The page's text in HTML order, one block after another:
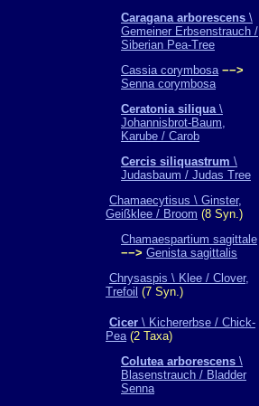
Caragana arborescens \
Gemeiner Erbsenstrauch /
Siberian Pea-Tree
Cassia corymbosa −−>
Senna corymbosa
Ceratonia siliqua\
Johannisbrot-Baum,
Karube / Carob
Cercis siliquastrum \
Judasbaum / Judas Tree
Chamaecytisus \ Ginster,
Geißklee / Broom (8 Syn.)
Chamaespartium sagittale
−−> Genista sagittalis
Chrysaspis \ Klee / Clover,
Trefoil (7 Syn.)
Cicer \ Kichererbse / Chick-
Pea(2 Taxa)
Colutea arborescens \
Blasenstrauch / Bladder
Senna